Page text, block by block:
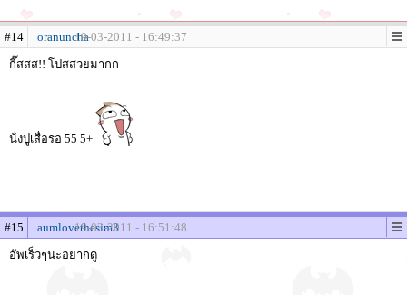
#14 oranuncha19-03-2011 - 16:49:37
กี๊สสส!! โปสสวยมากก
นั่งปูเสื่อรอ 55 5+
#15 aumlovethesim3
19-03-2011 - 16:51:48
อัพเร็วๆนะอยากดู